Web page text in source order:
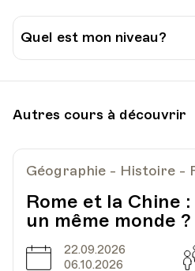
Quel est mon niveau?
Lausanne:
Découvrir Ajouter au
Autres cours à découvrir
Géographie - Histoire -
Rome et la Chine
un même monde ?
Date
22.09.2026
06.10.2026